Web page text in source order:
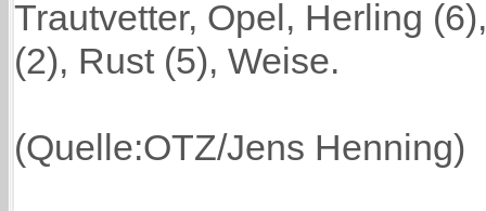
Trautvetter, Opel, Herling
(2), Rust (5), Weise.
(Quelle:OTZ/Jens Henning)